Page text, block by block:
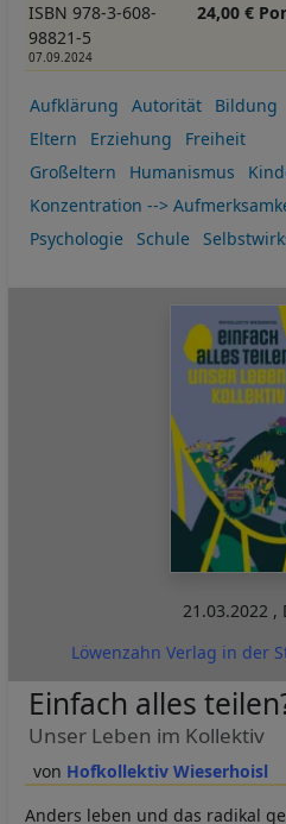
ISBN 978-3-608-
98821-5
07.09.2024
24,00 €
Aufklärung Autorität
Bildung
Eltern
Erziehung
Freiheit
Großeltern
Humanismus
Konzentration -->
Psychologie
Schule
21.03.2022 ,
Löwenzahn Verlag in der
Hofkollektiv Wieserhoisl
Einfach alles
Unser Leben im Kollektiv
Anders leben und das radikal